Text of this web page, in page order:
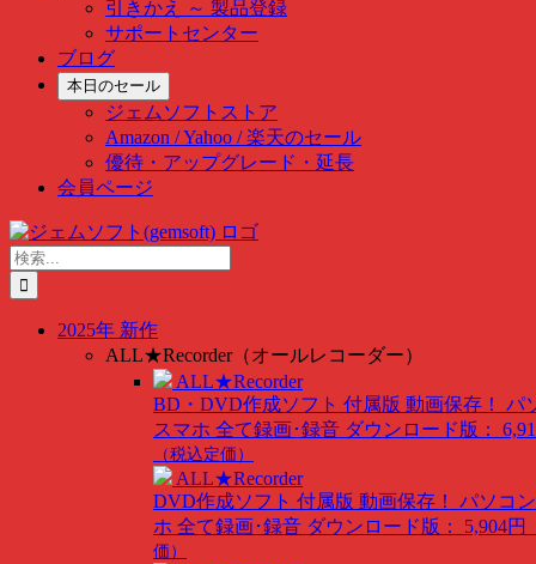
引きかえ ～ 製品登録
サポートセンター
ブログ
本日のセール
ジェムソフトストア
Amazon / Yahoo / 楽天のセール
優待・アップグレード・延長
会員ページ
Skip
to
content
検
索
…
2025年 新作
ALL★Recorder（オールレコーダー）
ALL★Recorder
BD・DVD作成ソフト 付属版 動画保存！ パ
スマホ 全て録画･録音 ダウンロード版：
（税込定価）
ALL★Recorder
DVD作成ソフト 付属版 動画保存！ パソコ
ホ 全て録画･録音 ダウンロード版： 5,904円
価）